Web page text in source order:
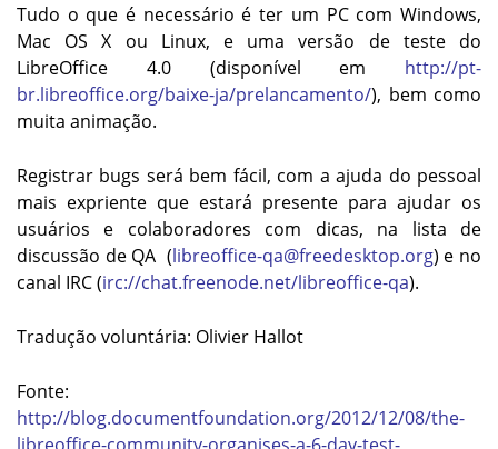
Tudo o que é necessário é ter um PC com Windows,
Mac OS X ou Linux, e uma versão de teste do
LibreOffice 4.0 (disponível em http://pt-
br.libreoffice.org/baixe-ja/prelancamento/), bem como
muita animação.
Registrar bugs será bem fácil, com a ajuda do pessoal
mais expriente que estará presente para ajudar os
usuários e colaboradores com dicas, na lista de
discussão de QA (libreoffice-qa@freedesktop.org) e no
canal IRC (irc://chat.freenode.net/libreoffice-qa).
Tradução voluntária: Olivier Hallot
Fonte:
http://blog.documentfoundation.org/2012/12/08/the-
libreoffice-community-organises-a-6-day-test-